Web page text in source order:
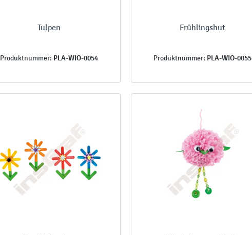
Tulpen
Produktnummer: PLA-WIO-0054
Frühlingshut
Produktnummer: PLA-WIO-0055